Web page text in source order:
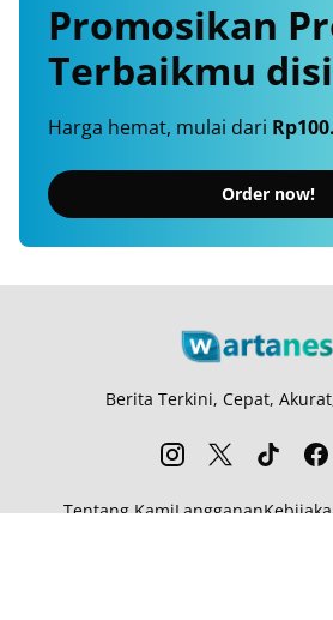
Promosikan
Terbaikmu
Harga hemat, mulai dari
Order now!
Berita Terkini, Cepat,
Tentang KamiLangganan